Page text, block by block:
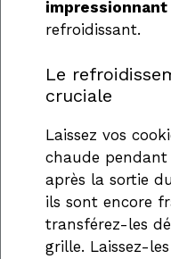
impressionnant
refroidissant.
Le
cruciale
Laissez vos
chaude
après la sortie
ils sont encore
transférez-les
grille. Laissez-